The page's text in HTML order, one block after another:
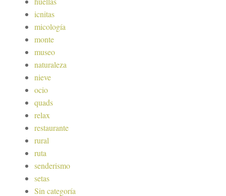
icnitas
micología
monte
museo
naturaleza
nieve
ocio
quads
relax
restaurante
rural
ruta
senderismo
setas
Sin categoría